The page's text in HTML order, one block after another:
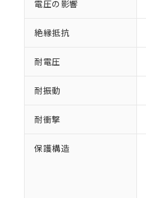
電圧の影響
絶縁抵抗
耐電圧
耐振動
耐衝撃
保護構造